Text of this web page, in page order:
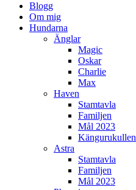
Blogg
Om mig
Hundarna
Änglar
Magic
Oskar
Charlie
Max
Haven
Stamtavla
Familjen
Mål 2023
Kängurukullen
Astra
Stamtavla
Familjen
Mål 2023